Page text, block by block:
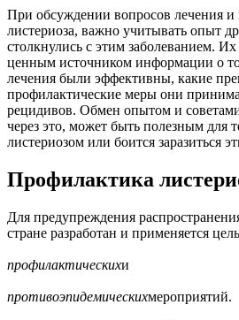
При обсуждении вопросов лечения и
листериоза, важно учитывать опыт
столкнулись с этим заболеванием.
ценным источником информации о
лечения были эффективны, какие
профилактические меры они
рецидивов. Обмен опытом и
через это, может быть полезным для
листериозом или боится заразиться
Профилактика
Для предупреждения
стране разработан и применяется
профилактическихи
противоэпидемическихмероприятий.